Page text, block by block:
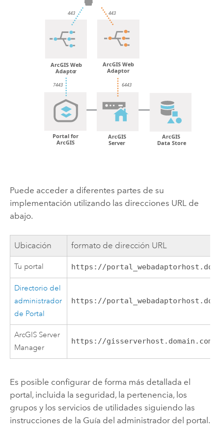
Puede acceder a diferentes partes de su
implementación utilizando las direcciones URL de
abajo.
Ubicación formato de dirección URL
Tu portal https://
Directorio del
administrador
de Portal
https://
ArcGIS Server
Manager
https://
Es posible configurar de forma más detallada el
portal, incluida la seguridad, la pertenencia, los
grupos y los servicios de utilidades siguiendo las
instrucciones de la Guía del administrador del portal.